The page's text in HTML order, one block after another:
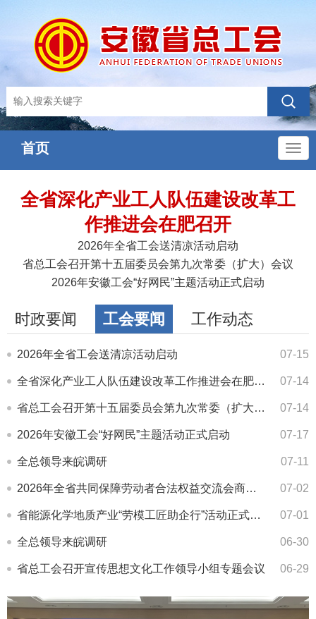
导
首页
全省深化产业工人队伍建设改革工
作推进会在肥召开
2026年全省工会送清凉活动启动
省总工会召开第十五届委员会第九次常委（扩大）会议
2026年安徽工会“好网民”主题活动正式启动
时政要闻 工会要闻 工作动态
07-15
2026年全省工会送清凉活动启动
07-14
全省深化产业工人队伍建设改革工作推进会在肥召开
07-14
省总工会召开第十五届委员会第九次常委（扩大）会议
07-17
2026年安徽工会“好网民”主题活动正式启动
07-11
全总领导来皖调研
07-02
2026年全省共同保障劳动者合法权益交流会商会在肥召开
07-01
省能源化学地质产业“劳模工匠助企行”活动正式启动
06-30
全总领导来皖调研
06-29
省总工会召开宣传思想文化工作领导小组专题会议